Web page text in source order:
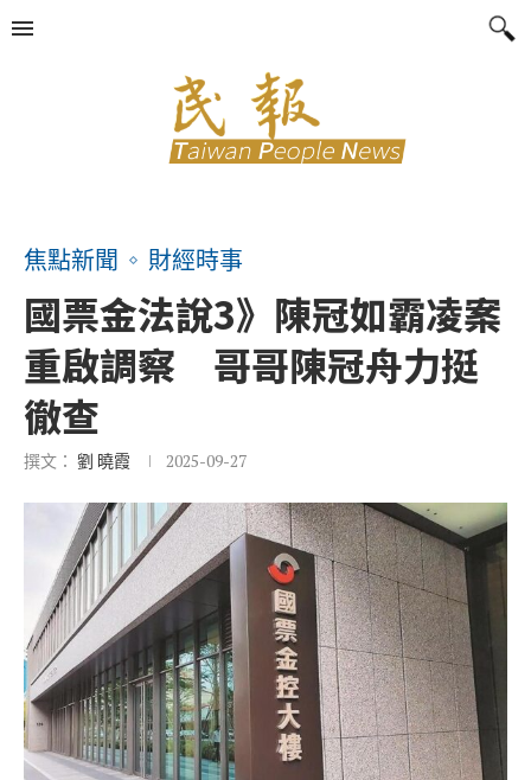
焦點新聞 財經時事
國票金法說3》陳冠如霸凌案
重啟調察 哥哥陳冠舟力挺
徹查
撰文： 劉 曉霞 2025-09-27